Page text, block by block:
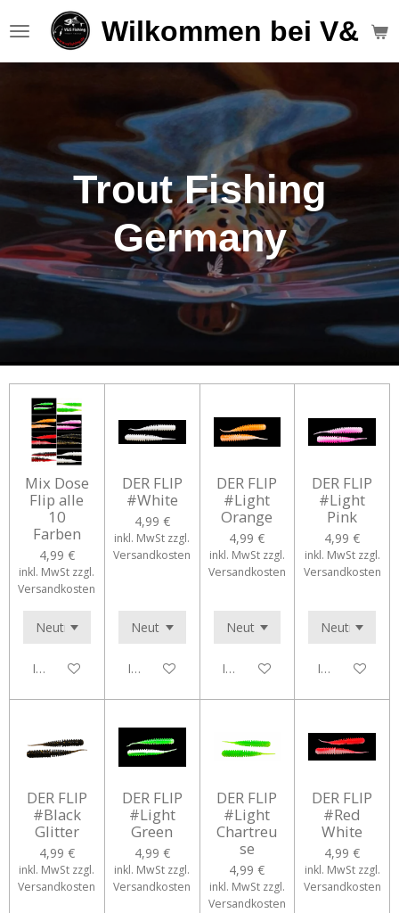
Hauptinhalt
Wilkommen bei V&S
Trout Fishing
Germany
Mix Dose
Flip alle
10
Farben
4,99 €
inkl. MwSt zzgl.
Versandkosten
In den Warenkorb
DER FLIP
#White
4,99 €
inkl. MwSt zzgl.
Versandkosten
In den Warenkorb
DER FLIP
#Light
Orange
4,99 €
inkl. MwSt zzgl.
Versandkosten
In den Warenkorb
DER FLIP
#Light
Pink
4,99 €
inkl. MwSt zzgl.
Versandkosten
In den
DER FLIP
#Black
Glitter
4,99 €
inkl. MwSt zzgl.
Versandkosten
DER FLIP
#Light
Green
4,99 €
inkl. MwSt zzgl.
Versandkosten
DER FLIP
#Light
Chartreu
se
4,99 €
inkl. MwSt zzgl.
Versandkosten
DER FLIP
#Red
White
4,99 €
inkl. MwSt zzgl.
Versandkosten